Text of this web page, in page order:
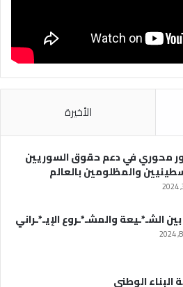
الأخيرة
محوري في دعم حقوق السوريين
والمظلومين بالعالم
الشـ*ـيعة والمشـ*ـروع الإيـ*ـراني
البناء الوطني